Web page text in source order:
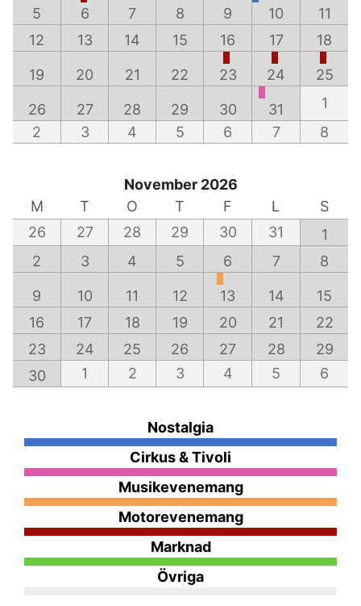
5 6 7 8 9 10
11
12
13 14 15 16 17 18
19 20 21 22 23 24 25
26 27 28 29 30 31
1
2
3 4 5 6 7 8
November 2026
M
T O T F L
S
26
27 28 29 30 31
1
2
3 4 5 6 7 8
9 10 11 12 13 14
15
16
17 18 19 20 21
22
23
24 25 26 27 28
29
30
1 2 3 4 5 6
Nostalgia
Cirkus & Tivoli
Musikevenemang
Motorevenemang
Marknad
Övriga